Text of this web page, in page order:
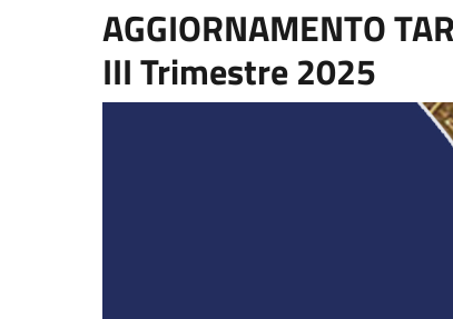
AGGIORNAMENTO
III Trimestre 2025